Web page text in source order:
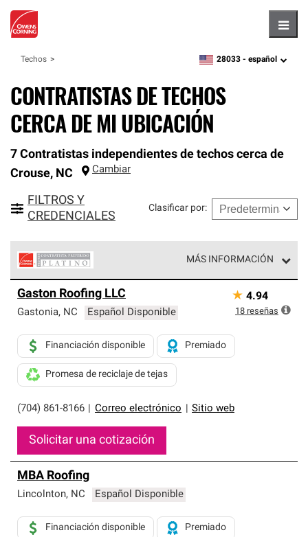
Techos zipcode,language
28033 - español
CONTRATISTAS DE TECHOS
CERCA DE MI UBICACIÓN
7 Contratistas independientes de techos cerca de
Crouse, NC Cambiar
FILTROS Y
CREDENCIALES
Clasificar por:
MÁS INFORMACIÓN
Corning constituyen el nivel superior de nuestra red
exclusiva y cumplen con estándares estrictos de
Solo ellos pueden ofrecer nuestra mejor garantía de
sistemas de techos.
Gaston Roofing LLC
Gastonia, NC Español Disponible
(704) 861-8166 Correo electrónico Sitio web
Financiación disponible Premiado
Promesa de reciclaje de tejas
Solicitar una cotización
★ 4.94
18 reseñas
MBA Roofing
Lincolnton, NC Español Disponible
Financiación disponible Premiado